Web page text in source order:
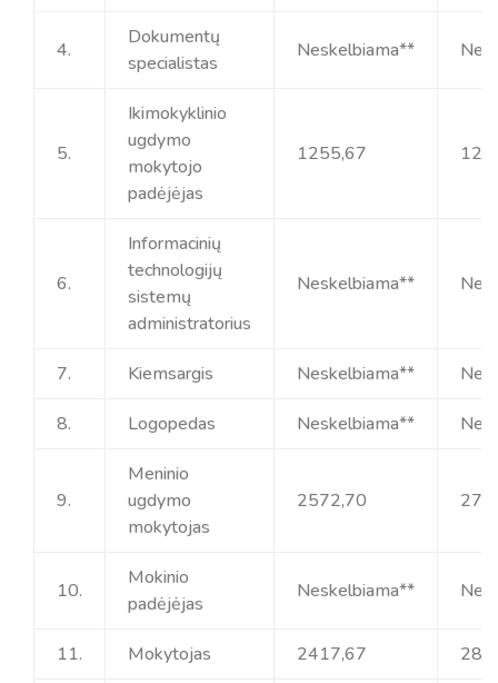
4.
Dokumentų
specialistas
Neskelbiama**
5.
Ikimokyklinio
ugdymo
mokytojo
padėjėjas
1255,67
6.
Informacinių
technologijų
sistemų
administratorius
Neskelbiama**
7. Kiemsargis Neskelbiama**
8. Logopedas Neskelbiama**
9.
Meninio
ugdymo
mokytojas
2572,70
10.
Mokinio
padėjėjas
Neskelbiama**
11. Mokytojas 2417,67